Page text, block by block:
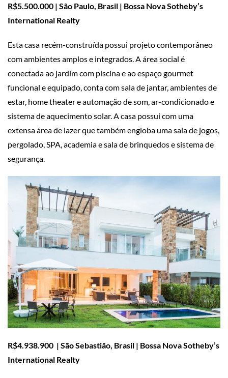
R$5.500.000 | São Paulo, Brasil | Bossa Nova Sotheby’s
International Realty
Esta casa recém-construída possui projeto contemporâneo
com ambientes amplos e integrados. A área social é
conectada ao jardim com piscina e ao espaço gourmet
funcional e equipado, conta com sala de jantar, ambientes de
estar, home theater e automação de som, ar-condicionado e
sistema de aquecimento solar. A casa possui com uma
extensa área de lazer que também engloba uma sala de jogos,
pergolado, SPA, academia e sala de brinquedos e sistema de
segurança.
R$4.938.900 | São Sebastião, Brasil | Bossa Nova Sotheby’s
International Realty